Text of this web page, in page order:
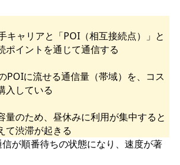
キャリアと「POI（相互接続点）」と
ポイントを通じて通信する
POIに流せる通信量（帯域）を、コス
入している
量のため、昼休みに利用が集中すると
て渋滞が起きる
が順番待ちの状態になり、速度が著